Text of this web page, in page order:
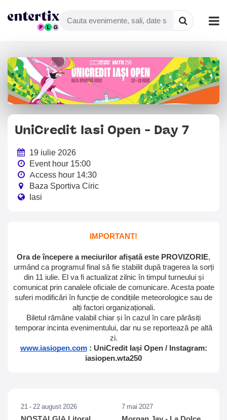
IMPORTANT!
Ora de începere a meciurilor afișată este PROVIZORIE,
urmând ca programul final să fie stabilit după tragerea la sorți
din 11 iulie. El va fi actualizat zilnic în timpul turneului și
comunicat prin canalele oficiale de comunicare. Acesta poate
suferi modificări în funcție de condițiile meteorologice sau de
alți factori organizaționali.
Biletul rămâne valabil chiar și în cazul în care părăsiți
temporar incinta evenimentului, dar nu se reportează pe altă
zi.
www.iasiopen.com: UniCredit Iași Open / Instagram:
iasiopen.wta250
UniCredit Iasi Open - Day 7
19 iulie 2026
Event hour 15:00
Access hour 14:30
Baza Sportiva Ciric
Iasi
21 - 22 august 2026 7 mai 2027